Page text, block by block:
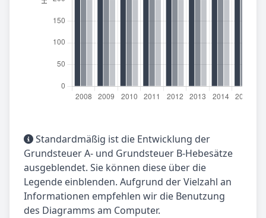
Standardmäßig ist die Entwicklung der
Grundsteuer A- und Grundsteuer B-Hebesätze
ausgeblendet. Sie können diese über die
Legende einblenden. Aufgrund der Vielzahl an
Informationen empfehlen wir die Benutzung
des Diagramms am Computer.